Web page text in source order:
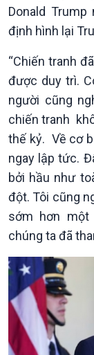
Chính trị
Tin Chính trị
Chính phủ với
Quốc hội với cử
Xây dựng đảng
Đảng trong cuộc
Nhận diện sự
Pháp luật và đời
Donald
định hình lại
“Chiến tranh
được duy trì.
người cũng
chiến tranh
thế kỷ. Về cơ
ngay lập tức.
bởi hầu như
đột. Tôi cũng
sớm hơn
chúng ta đã